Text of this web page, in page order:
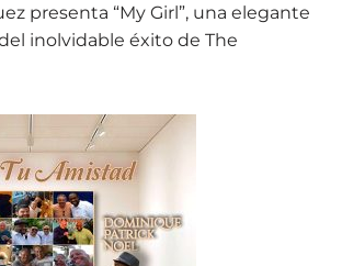
presenta “My Girl”, una elegante
inolvidable éxito de The